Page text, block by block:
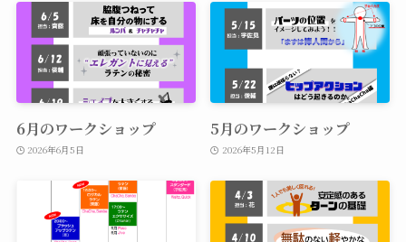
6月のワークショップ
2026年6月5日
5月のワークショップ
2026年5月12日